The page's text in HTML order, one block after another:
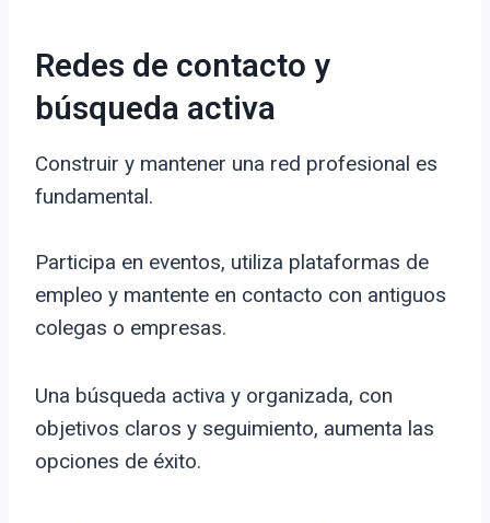
Redes de contacto y
búsqueda activa
Construir y mantener una red profesional es
fundamental.
Participa en eventos, utiliza plataformas de
empleo y mantente en contacto con antiguos
colegas o empresas.
Una búsqueda activa y organizada, con
objetivos claros y seguimiento, aumenta las
opciones de éxito.